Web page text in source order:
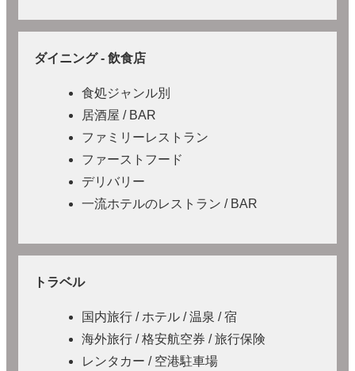
ダイニング - 飲食店
食処ジャンル別
居酒屋 / BAR
ファミリーレストラン
ファーストフード
デリバリー
一流ホテルのレストラン / BAR
トラベル
国内旅行 / ホテル / 温泉 / 宿
海外旅行 / 格安航空券 / 旅行保険
レンタカー / 空港駐車場